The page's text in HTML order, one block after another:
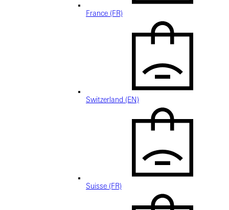
France (FR)
Switzerland (EN)
Suisse (FR)